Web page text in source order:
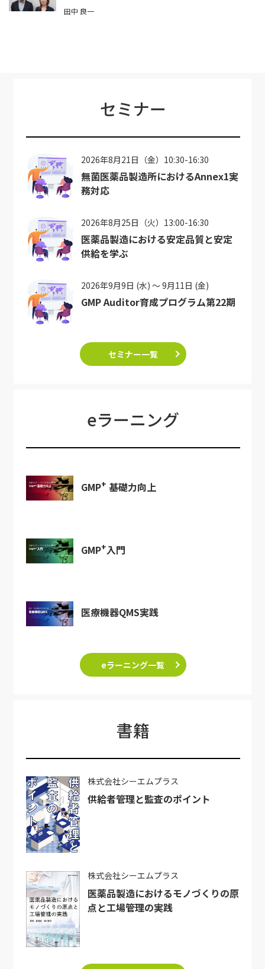
田中 良一
セミナー
2026年8月21日（金）10:30-16:30
無菌医薬品製造所におけるAnnex1実
務対応
2026年8月25日（火）13:00-16:30
医薬品製造における安定品質と安定
供給を学ぶ
2026年9月9日 (水) ～ 9月11日 (金)
GMP Auditor育成プログラム第22期
セミナー一覧
eラーニング
GMP+ 基礎力向上
GMP+入門
医療機器QMS実践
eラーニング一覧
書籍
株式会社シーエムプラス
供給者管理と監査のポイント
株式会社シーエムプラス
医薬品製造におけるモノづくりの原
点と工場管理の実践